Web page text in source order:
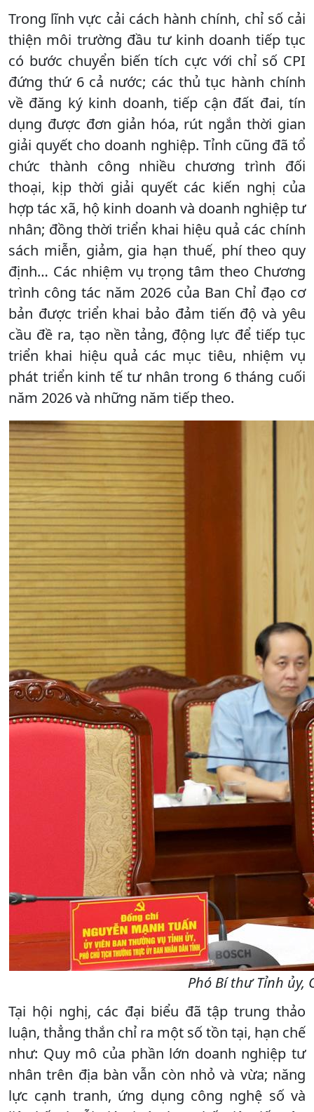
Trong lĩnh vực cải cách hành chính, chỉ số cải
thiện môi trường đầu tư kinh doanh tiếp tục
có bước chuyển biến tích cực với chỉ số CPI
đứng thứ 6 cả nước; các thủ tục hành chính
về đăng ký kinh doanh, tiếp cận đất đai, tín
dụng được đơn giản hóa, rút ngắn thời gian
giải quyết cho doanh nghiệp. Tỉnh cũng đã tổ
chức thành công nhiều chương trình đối
thoại, kịp thời giải quyết các kiến nghị của
hợp tác xã, hộ kinh doanh và doanh nghiệp tư
nhân; đồng thời triển khai hiệu quả các chính
sách miễn, giảm, gia hạn thuế, phí theo quy
định… Các nhiệm vụ trọng tâm theo Chương
trình công tác năm 2026 của Ban Chỉ đạo cơ
bản được triển khai bảo đảm tiến độ và yêu
cầu đề ra, tạo nền tảng, động lực để tiếp tục
triển khai hiệu quả các mục tiêu, nhiệm vụ
phát triển kinh tế tư nhân trong 6 tháng cuối
năm 2026 và những năm tiếp theo.
Phó Bí thư Tỉnh ủy,
Tại hội nghị, các đại biểu đã tập trung thảo
luận, thẳng thắn chỉ ra một số tồn tại, hạn chế
như: Quy mô của phần lớn doanh nghiệp tư
nhân trên địa bàn vẫn còn nhỏ và vừa; năng
lực cạnh tranh, ứng dụng công nghệ số và